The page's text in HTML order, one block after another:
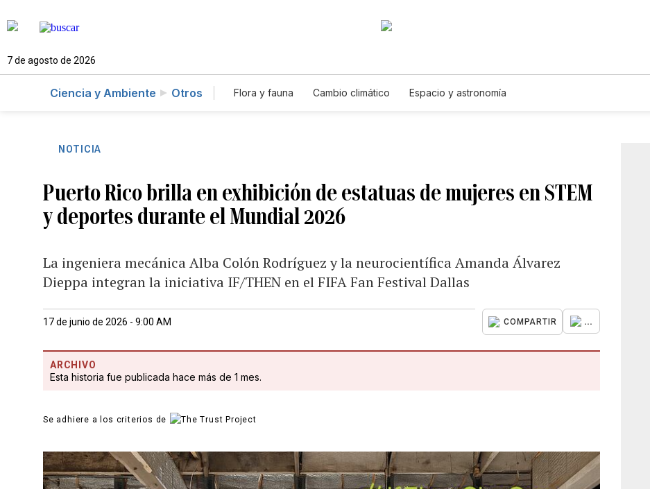
7 de agosto de 2026
Ciencia y Ambiente Otros Flora y fauna Cambio climático Espacio y astronomía
NOTICIA
Puerto Rico brilla en exhibición de estatuas de mujeres en STEM
y deportes durante el Mundial 2026
La ingeniera mecánica Alba Colón Rodríguez y la neurocientífica Amanda Álvarez
Dieppa integran la iniciativa IF/THEN en el FIFA Fan Festival Dallas
17 de junio de 2026 - 9:00 AM COMPARTIR ...
ARCHIVO
Esta historia fue publicada hace más de 1 mes.
Se adhiere a los criterios de